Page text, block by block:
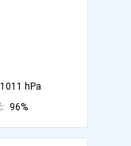
1011 hPa
96%